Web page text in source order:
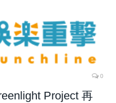
0
Project 再